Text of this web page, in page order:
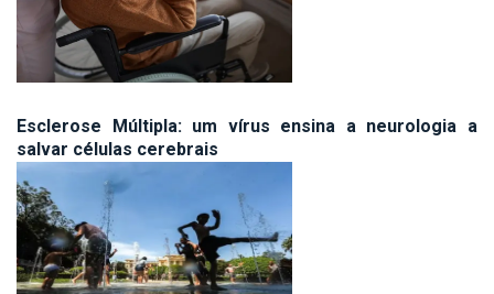
Esclerose Múltipla: um vírus ensina a neurologia a
salvar células cerebrais